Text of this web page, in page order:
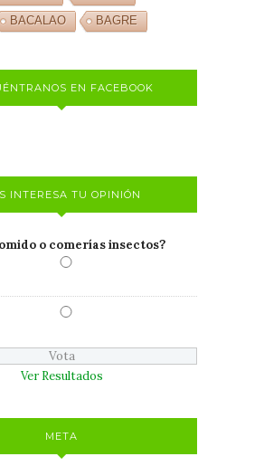
BACALAO BAGRE
EN FACEBOOK
INTERESA TU OPINIÓN
o comerías insectos?
Ver Resultados
META